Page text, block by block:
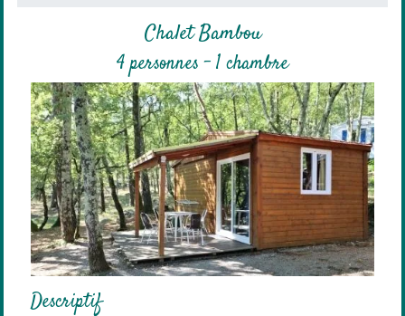
Chalet Bambou
4 personnes - 1 chambre
Descriptif